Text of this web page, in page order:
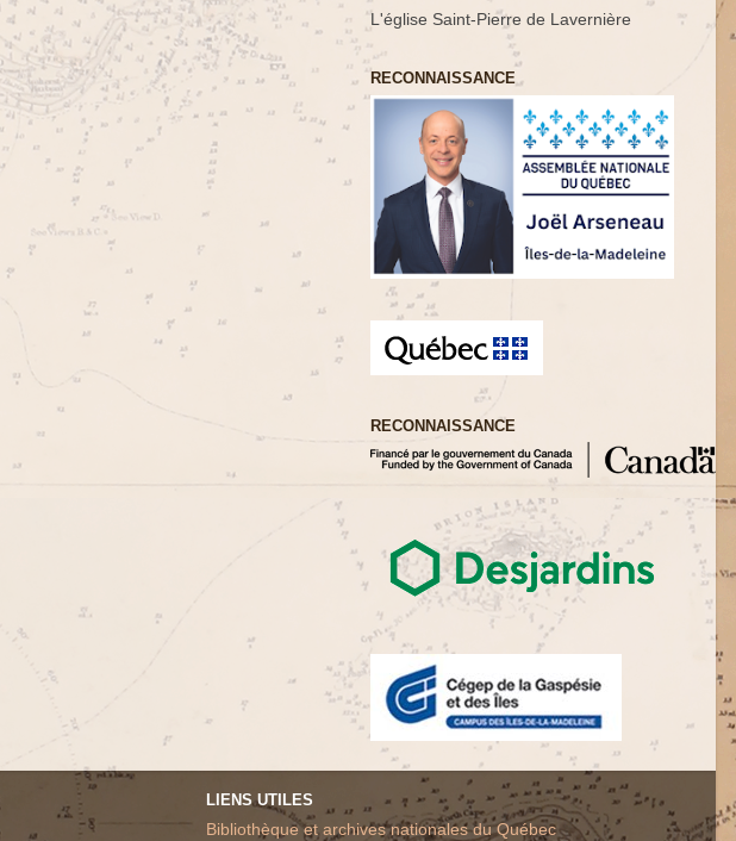
L'église Saint-Pierre de Lavernière
RECONNAISSANCE
RECONNAISSANCE
LIENS UTILES
Bibliothèque et archives nationales du Québec